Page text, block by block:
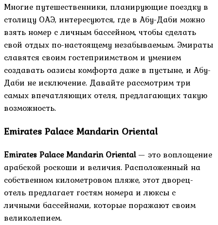
Многие путешественники, планирующие поездку в
столицу ОАЭ, интересуются, где в Абу-Даби можно
взять номер с личным бассейном, чтобы сделать
свой отдых по-настоящему незабываемым. Эмираты
славятся своим гостеприимством и умением
создавать оазисы комфорта даже в пустыне, и Абу-
Даби не исключение. Давайте рассмотрим три
самых впечатляющих отеля, предлагающих такую
возможность.
Emirates Palace Mandarin Oriental
Emirates Palace Mandarin Oriental— это воплощение
арабской роскоши и величия. Расположенный на
собственном километровом пляже, этот дворец-
отель предлагает гостям номера и люксы с
личными бассейнами, которые поражают своим
великолепием.